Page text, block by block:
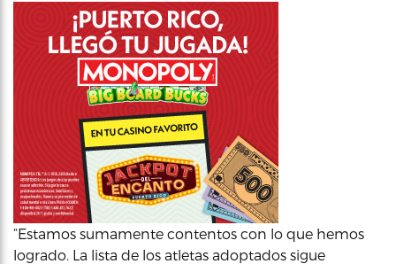
“Estamos sumamente contentos con lo que hemos
logrado. La lista de los atletas adoptados sigue